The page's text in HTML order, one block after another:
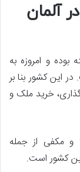
آلمان
بوده و امروزه به
این کشور بنا بر
خرید ملک و
و مکفی از جمله
کشور است.